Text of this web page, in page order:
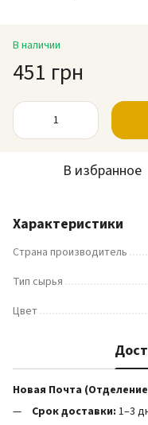
В наличии
451 грн
В избранное
Характеристики
Страна производитель
Тип сырья
Цвет
Новая Почта
Срок доставки: 1–3